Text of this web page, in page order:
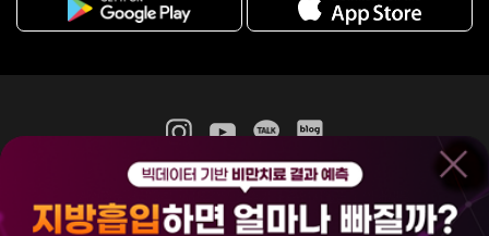
365mc 병·의원 이용약관
홈페이지 이용약관
비급여진료수가